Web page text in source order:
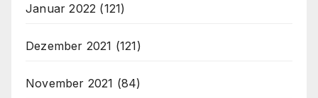
Januar 2022 (121)
Dezember 2021 (121)
November 2021 (84)